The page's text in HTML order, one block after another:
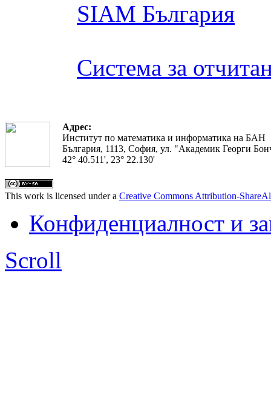
SIAM България
Система за
Адрес:
Институт по математика и информатика на БАН
България, 1113, София, ул. "Академик Георги
42° 40.511', 23° 22.130'
This work is licensed under a Creative Commons Attribution-
Конфиденциалност и
Scroll